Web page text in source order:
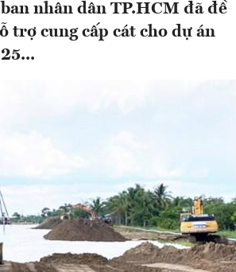
nhân dân TP.HCM đã đề
trợ cung cấp cát cho dự án